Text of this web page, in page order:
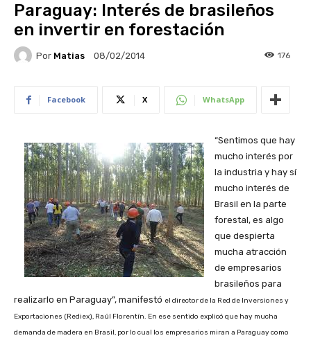
Paraguay: Interés de brasileños
en invertir en forestación
Por Matias 08/02/2014 176
Facebook X WhatsApp
“Sentimos que hay
mucho interés por
la industria y hay sí
mucho interés de
Brasil en la parte
forestal, es algo
que despierta
mucha atracción
de empresarios
brasileños para
realizarlo en Paraguay”, manifestó el director de la Red de Inversiones y
Exportaciones (Rediex), Raúl Florentín. En ese sentido explicó que hay mucha
demanda de madera en Brasil, por lo cual los empresarios miran a Paraguay como